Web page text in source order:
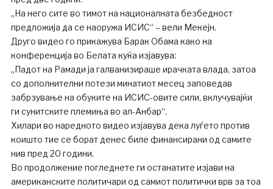
„На него сите во тимот на националната безбедност
предложија да се наоружа ИСИС“ – вели Мекејн.
Друго видео го прикажува Барак Обама како на
конференција во Белата куќа изјавува:
„Падот на Рамади ја галванизираше ирачката влада, затоа
со дополнителни потези минатиот месец заповедав
забрзување на обуките на ИСИС-овите сили, вклучувајќи
ги сунитските племиња во ал-Анбар“.
Хилари во наредното видео изјавува дека луѓето против
коишто тие се борат денес биле финансирани од самите
нив пред 20 години.
Во продолжение погледнете ги останатите изјави на
американските политичари од самиот политички врв за тоа